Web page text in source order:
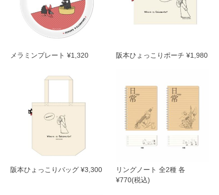
メラミンプレート ¥1,320 阪本ひょっこりポーチ ¥1,980
阪本ひょっこりバッグ ¥3,300
リングノート 全2種 各
¥770(税込)